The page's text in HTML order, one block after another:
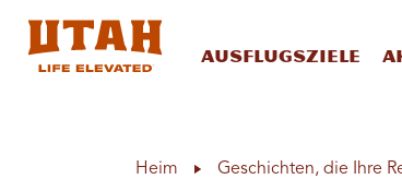
Ausflugsziele
Heim Geschichten, die Ihre